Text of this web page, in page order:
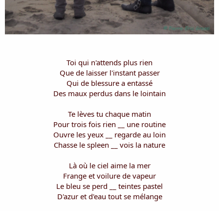
Toi qui n'attends plus rien
Que de laisser l'instant passer
Qui de blessure a entassé
Des maux perdus dans le lointain
Te lèves tu chaque matin
Pour trois fois rien __ une routine
Ouvre les yeux __ regarde au loin
Chasse le spleen __ vois la nature
Là où le ciel aime la mer
Frange et voilure de vapeur
Le bleu se perd __ teintes pastel
D'azur et d'eau tout se mélange